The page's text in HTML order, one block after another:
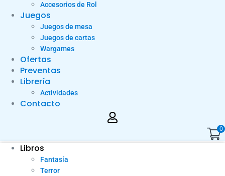
Accesorios de Rol
Juegos
Juegos de mesa
Juegos de cartas
Wargames
Ofertas
Preventas
Librería
Actividades
Contacto
0
Libros
Fantasía
Terror